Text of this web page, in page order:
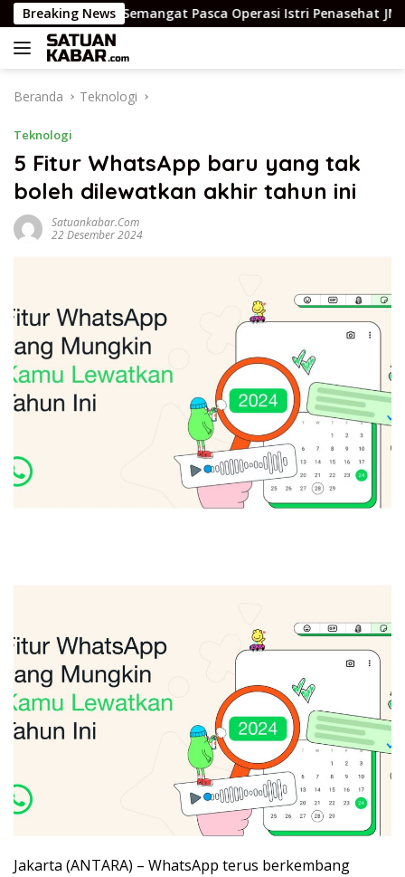
Langsung
ke
konten
Breaking News
Beri Semangat Pasca Operasi Istri Penasehat JMSI Yulius
Beranda Teknologi
Teknologi
5 Fitur WhatsApp baru yang tak
boleh dilewatkan akhir tahun ini
Satuankabar.com
22 Desember 2024
Jakarta (ANTARA) – WhatsApp terus berkembang